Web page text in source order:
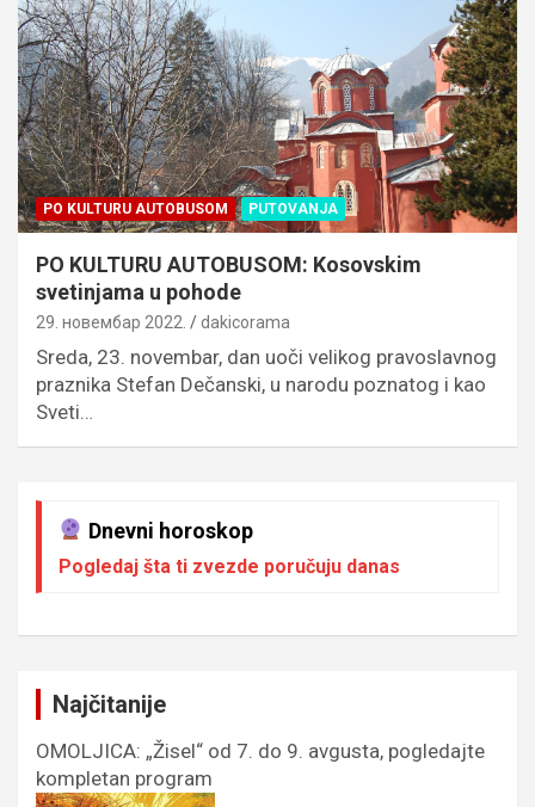
PO KULTURU AUTOBUSOM PUTOVANJA
PO KULTURU AUTOBUSOM: Kosovskim
svetinjama u pohode
29. новембар 2022. dakicorama
Sreda, 23. novembar, dan uoči velikog pravoslavnog
praznika Stefan Dečanski, u narodu poznatog i kao
Sveti…
Dnevni horoskop
Pogledaj šta ti zvezde poručuju danas
Najčitanije
OMOLJICA: „Žisel“ od 7. do 9. avgusta, pogledajte
kompletan program